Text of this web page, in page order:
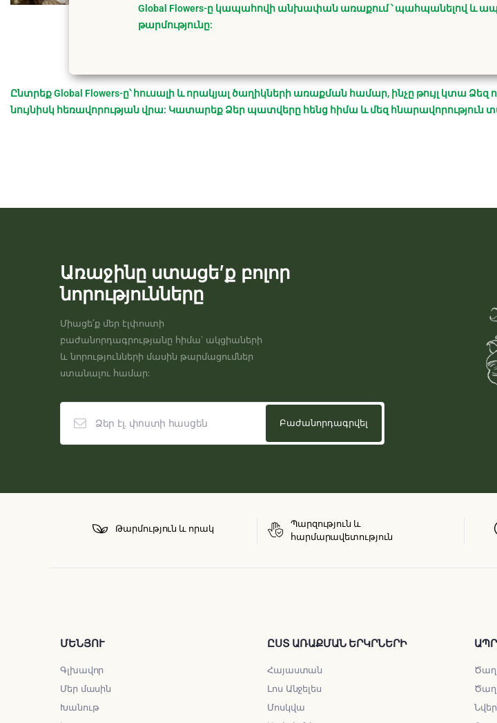
Global Flowers-ը կապահովի անխափան առաքում ՝ պահպանելով և
թարմությունը:
Ընտրեք Global Flowers-ը՝ հուսալի և որակյալ ծաղիկների առաքման համար, ինչը թույլ կտա Ձեզ
նույնիսկ հեռավորության վրա: Կատարեք Ձեր պատվերը հենց հիմա և մեզ հնարավորություն
Առաջինը ստացե’ք բոլոր
նորությունները
Միացե՛ք մեր էլփոստի
բաժանորդագրությանը հիմա՝ ակցիաների
և նորությունների մասին թարմացումներ
ստանալու համար:
Թարմություն և որակ
Պարզություն և
հարմարավետություն
ՄԵՆՅՈՒ
Գլխավոր
Մեր մասին
Խանութ
ԸՍՏ ԱՌԱՔՄԱՆ ԵՐԿՐՆԵՐԻ
Հայաստան
Լոս Անջելես
Մոսկվա